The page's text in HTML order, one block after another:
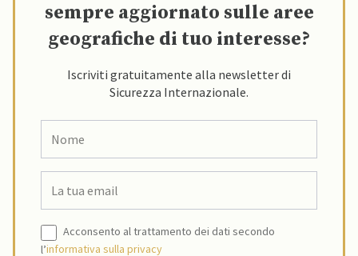
sempre aggiornato sulle aree
geografiche di tuo interesse?
Iscriviti gratuitamente alla newsletter di
Sicurezza Internazionale.
Acconsento al trattamento dei dati secondo
l’informativa sulla privacy